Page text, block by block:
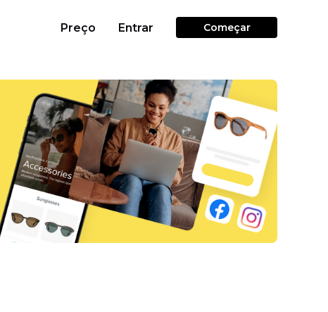
Preço Entrar Começar